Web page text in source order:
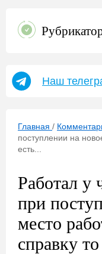
Наш
Главная /
поступлении на
есть...
Работал у
при
место
справку